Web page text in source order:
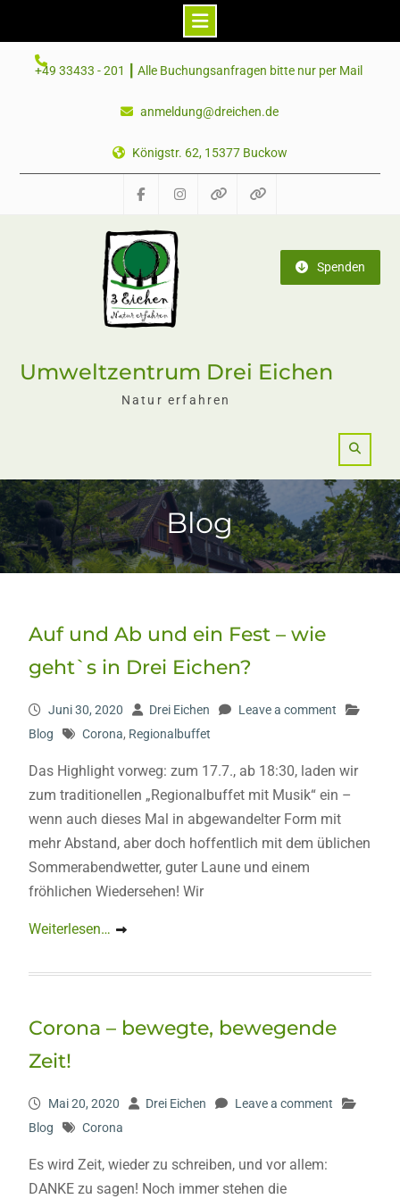
+49 33433 - 201 ┃ Alle Buchungsanfragen bitte nur per Mail
anmeldung@dreichen.de
Königstr. 62, 15377 Buckow
Spenden
Umweltzentrum Drei Eichen
Natur erfahren
Blog
Auf und Ab und ein Fest – wie
geht`s in Drei Eichen?
Juni 30, 2020 Drei Eichen
Leave a comment
Blog
Corona, Regionalbuffet
Das Highlight vorweg: zum 17.7., ab 18:30, laden wir
zum traditionellen „Regionalbuffet mit Musik“ ein –
wenn auch dieses Mal in abgewandelter Form mit
mehr Abstand, aber doch hoffentlich mit dem üblichen
Sommerabendwetter, guter Laune und einem
fröhlichen Wiedersehen! Wir
Weiterlesen…
Corona – bewegte, bewegende
Zeit!
Mai 20, 2020 Drei Eichen
Leave a comment
Blog
Corona
Es wird Zeit, wieder zu schreiben, und vor allem:
DANKE zu sagen! Noch immer stehen die